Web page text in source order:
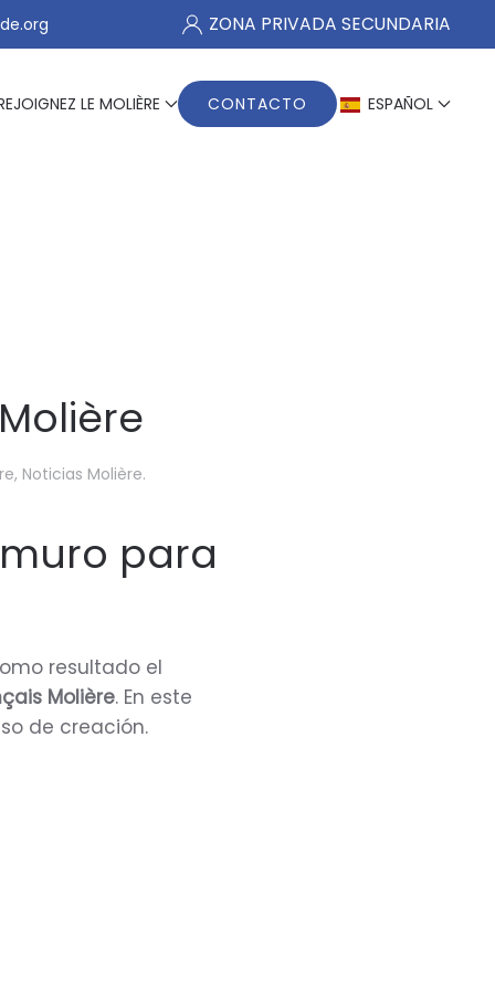
ZONA PRIVADA SECUNDARIA
LE MOLIÈRE CONTACTO ESPAÑOL
, Noticias Molière.
para
resultado el
Molière. En este
de creación.